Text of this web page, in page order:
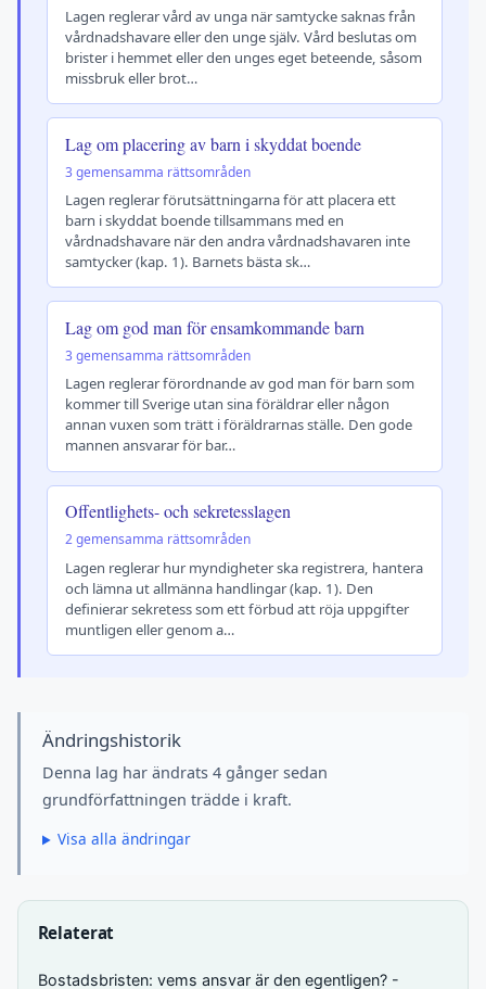
Lagen reglerar vård av unga när samtycke saknas från
vårdnadshavare eller den unge själv. Vård beslutas om
brister i hemmet eller den unges eget beteende, såsom
missbruk eller brot…
Lag om placering av barn i skyddat boende
3 gemensamma rättsområden
Lagen reglerar förutsättningarna för att placera ett
barn i skyddat boende tillsammans med en
vårdnadshavare när den andra vårdnadshavaren inte
samtycker (kap. 1). Barnets bästa sk…
Lag om god man för ensamkommande barn
3 gemensamma rättsområden
Lagen reglerar förordnande av god man för barn som
kommer till Sverige utan sina föräldrar eller någon
annan vuxen som trätt i föräldrarnas ställe. Den gode
mannen ansvarar för bar…
Offentlighets- och sekretesslagen
2 gemensamma rättsområden
Lagen reglerar hur myndigheter ska registrera, hantera
och lämna ut allmänna handlingar (kap. 1). Den
definierar sekretess som ett förbud att röja uppgifter
muntligen eller genom a…
Ändringshistorik
Denna lag har ändrats 4 gånger sedan
grundförfattningen trädde i kraft.
Visa alla ändringar
Relaterat
Bostadsbristen: vems ansvar är den egentligen? -